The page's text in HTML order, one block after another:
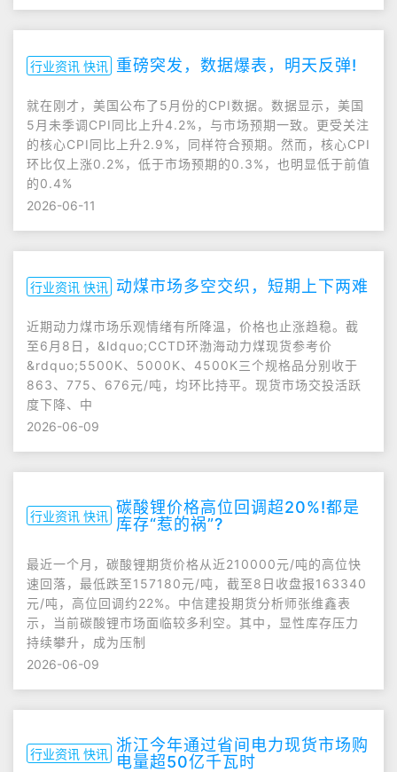
行业资讯 快讯 重磅突发，数据爆表，明天反弹!
就在刚才，美国公布了5月份的CPI数据。数据显示，美国
5月未季调CPI同比上升4.2%，与市场预期一致。更受关注
的核心CPI同比上升2.9%，同样符合预期。然而，核心CPI
环比仅上涨0.2%，低于市场预期的0.3%，也明显低于前值
的0.4%
2026-06-11
行业资讯 快讯 动煤市场多空交织，短期上下两难
近期动力煤市场乐观情绪有所降温，价格也止涨趋稳。截
至6月8日，&ldquo;CCTD环渤海动力煤现货参考价
&rdquo;5500K、5000K、4500K三个规格品分别收于
863、775、676元/吨，均环比持平。现货市场交投活跃
度下降、中
2026-06-09
行业资讯 快讯 碳酸锂价格高位回调超20%!都是
库存“惹的祸”?
最近一个月，碳酸锂期货价格从近210000元/吨的高位快
速回落，最低跌至157180元/吨，截至8日收盘报163340
元/吨，高位回调约22%。中信建投期货分析师张维鑫表
示，当前碳酸锂市场面临较多利空。其中，显性库存压力
持续攀升，成为压制
2026-06-09
行业资讯 快讯 浙江今年通过省间电力现货市场购
电量超50亿千瓦时